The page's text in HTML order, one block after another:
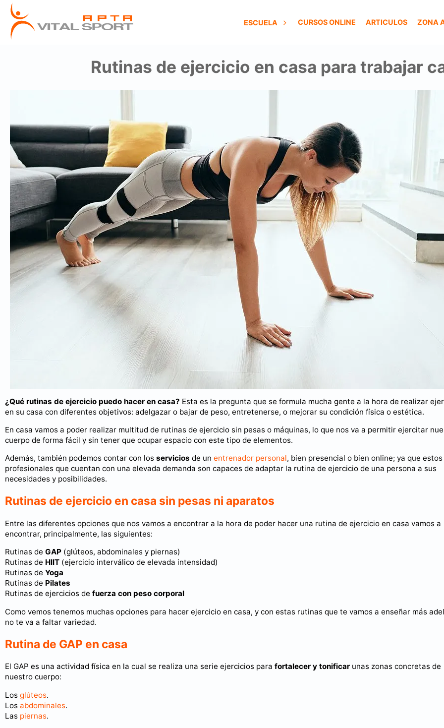
ESCUELA CURSOS ONLINE ARTICULOS ZONA
Rutinas de ejercicio en casa para trabajar
¿Qué rutinas de ejercicio puedo hacer en casa? Esta es la pregunta que se formula mucha gente a la hora de realizar
en su casa con diferentes objetivos: adelgazar o bajar de peso, entretenerse, o mejorar su condición física o estética.
En casa vamos a poder realizar multitud de rutinas de ejercicio sin pesas o máquinas, lo que nos va a permitir ejercitar
cuerpo de forma fácil y sin tener que ocupar espacio con este tipo de elementos.
Además, también podemos contar con los servicios de un entrenador personal, bien presencial o bien online; ya que estos
profesionales que cuentan con una elevada demanda son capaces de adaptar la rutina de ejercicio de una persona a sus
necesidades y posibilidades.
Rutinas de ejercicio en casa sin pesas ni aparatos
Entre las diferentes opciones que nos vamos a encontrar a la hora de poder hacer una rutina de ejercicio en casa vamos a
encontrar, principalmente, las siguientes:
Rutinas de GAP (glúteos, abdominales y piernas)
Rutinas de HIIT (ejercicio interválico de elevada intensidad)
Rutinas de Yoga
Rutinas de Pilates
Rutinas de ejercicios de fuerza con peso corporal
Como vemos tenemos muchas opciones para hacer ejercicio en casa, y con estas rutinas que te vamos a enseñar más
no te va a faltar variedad.
Rutina de GAP en casa
El GAP es una actividad física en la cual se realiza una serie ejercicios para fortalecer y tonificar unas zonas concretas de
nuestro cuerpo:
Los glúteos.
Los abdominales.
Las piernas.